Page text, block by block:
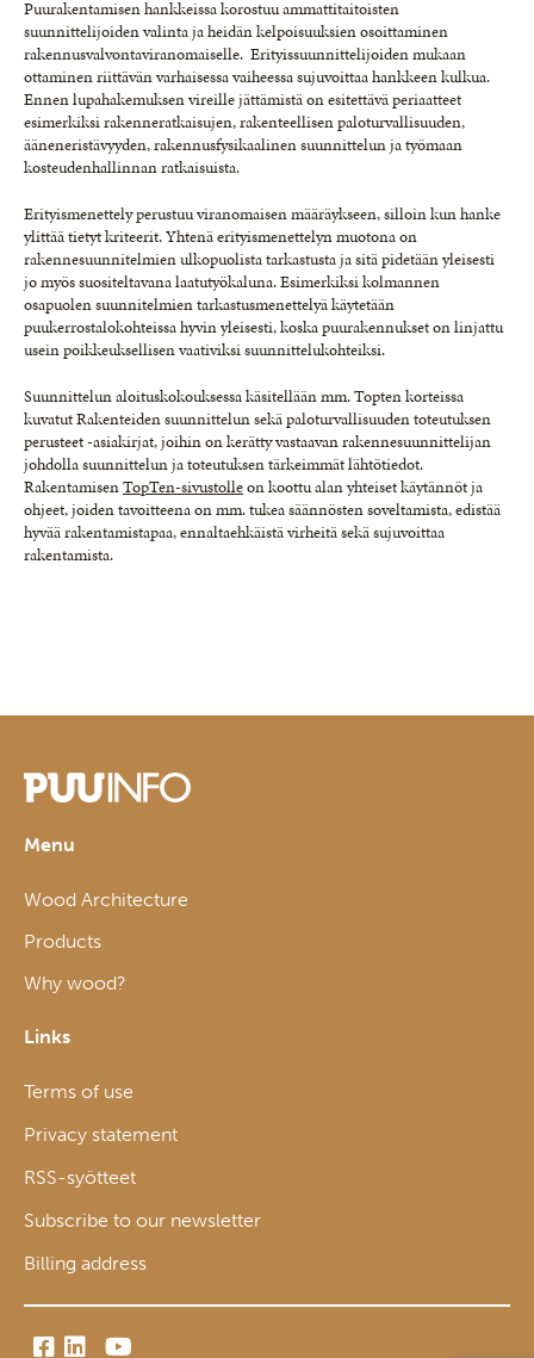
Puurakentamisen hankkeissa korostuu ammattitaitoisten
suunnittelijoiden valinta ja heidän kelpoisuuksien osoittaminen
rakennusvalvontaviranomaiselle. Erityissuunnittelijoiden mukaan
ottaminen riittävän varhaisessa vaiheessa sujuvoittaa hankkeen kulkua.
Ennen lupahakemuksen vireille jättämistä on esitettävä periaatteet
esimerkiksi rakenneratkaisujen, rakenteellisen paloturvallisuuden,
ääneneristävyyden, rakennusfysikaalinen suunnittelun ja työmaan
kosteudenhallinnan ratkaisuista.
Erityismenettely perustuu viranomaisen määräykseen, silloin kun hanke
ylittää tietyt kriteerit. Yhtenä erityismenettelyn muotona on
rakennesuunnitelmien ulkopuolista tarkastusta ja sitä pidetään yleisesti
jo myös suositeltavana laatutyökaluna. Esimerkiksi kolmannen
osapuolen suunnitelmien tarkastusmenettelyä käytetään
puukerrostalokohteissa hyvin yleisesti, koska puurakennukset on linjattu
usein poikkeuksellisen vaativiksi suunnittelukohteiksi.
Suunnittelun aloituskokouksessa käsitellään mm. Topten korteissa
kuvatut Rakenteiden suunnittelun sekä paloturvallisuuden toteutuksen
perusteet -asiakirjat, joihin on kerätty vastaavan rakennesuunnittelijan
johdolla suunnittelun ja toteutuksen tärkeimmät lähtötiedot.
RakentamisenTopTen-sivustolleon koottu alan yhteiset käytännöt ja
ohjeet, joiden tavoitteena on mm. tukea säännösten soveltamista, edistää
hyvää rakentamistapaa, ennaltaehkäistä virheitä sekä sujuvoittaa
rakentamista.
Menu
Wood Architecture
Products
Why wood?
Links
Terms of use
Privacy statement
RSS-syötteet
Subscribe to our newsletter
Billing address